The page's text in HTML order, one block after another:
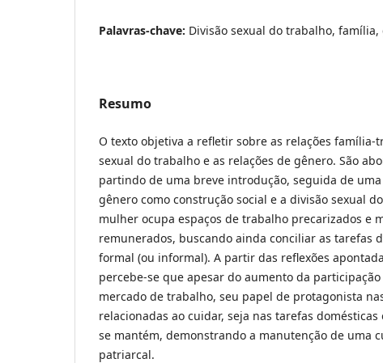
Palavras-chave: Divisão sexual do trabalho, família,
Resumo
O texto objetiva a refletir sobre as relações família-
sexual do trabalho e as relações de gênero. São
partindo de uma breve introdução, seguida de
gênero como construção social e a divisão sexual
mulher ocupa espaços de trabalho precarizados e
remunerados, buscando ainda conciliar as tarefas
formal (ou informal). A partir das reflexões
percebe-se que apesar do aumento da
mercado de trabalho, seu papel de protagonista
relacionadas ao cuidar, seja nas tarefas domésticas
se mantém, demonstrando a manutenção de uma
patriarcal.